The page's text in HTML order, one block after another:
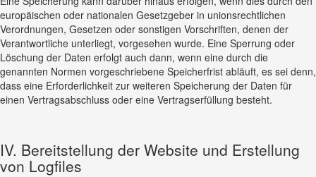
europäischen oder nationalen Gesetzgeber in unionsrechtlichen
Verordnungen, Gesetzen oder sonstigen Vorschriften, denen der
Verantwortliche unterliegt, vorgesehen wurde. Eine Sperrung oder
Löschung der Daten erfolgt auch dann, wenn eine durch die
genannten Normen vorgeschriebene Speicherfrist abläuft, es sei denn,
dass eine Erforderlichkeit zur weiteren Speicherung der Daten für
einen Vertragsabschluss oder eine Vertragserfüllung besteht.
IV. Bereitstellung der Website und Erstellung
von Logfiles